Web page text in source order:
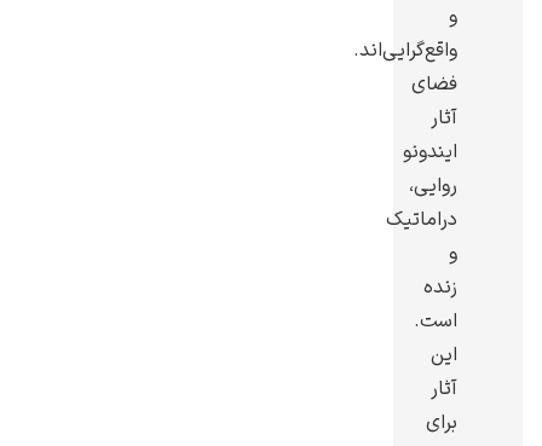
رامبرانت
و
واقع‌گرایی‌اند.
فضای
آثار
ایندونو
روایی،
دراماتیک
و
زنده
است.
این
آثار
برای